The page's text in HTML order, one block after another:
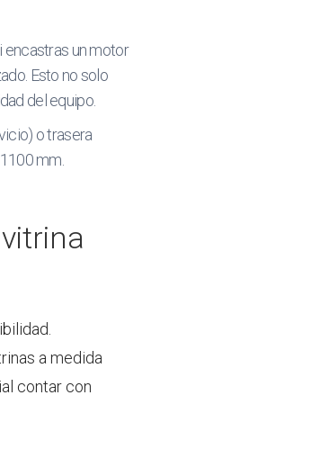
encastras un motor
Esto no solo
del equipo.
o trasera
mm.
a medida
contar con